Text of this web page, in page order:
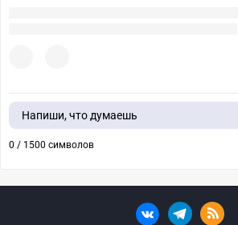
Напиши, что думаешь
0 / 1500 символов